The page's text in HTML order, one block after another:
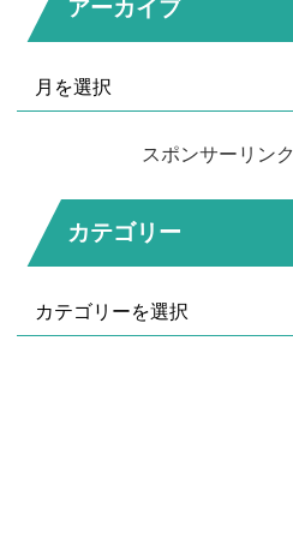
アーカイブ
スポンサーリンク
カテゴリー